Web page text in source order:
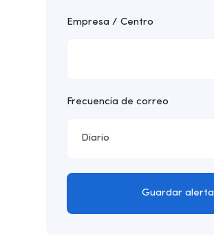
Empresa / Centro
Frecuencia de correo
Diario
Guardar alerta